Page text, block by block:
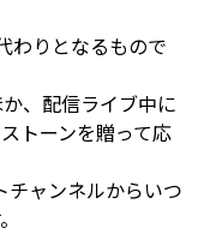
わりとなるもので
、配信ライブ中に
トーンを贈って応
チャンネルからいつ